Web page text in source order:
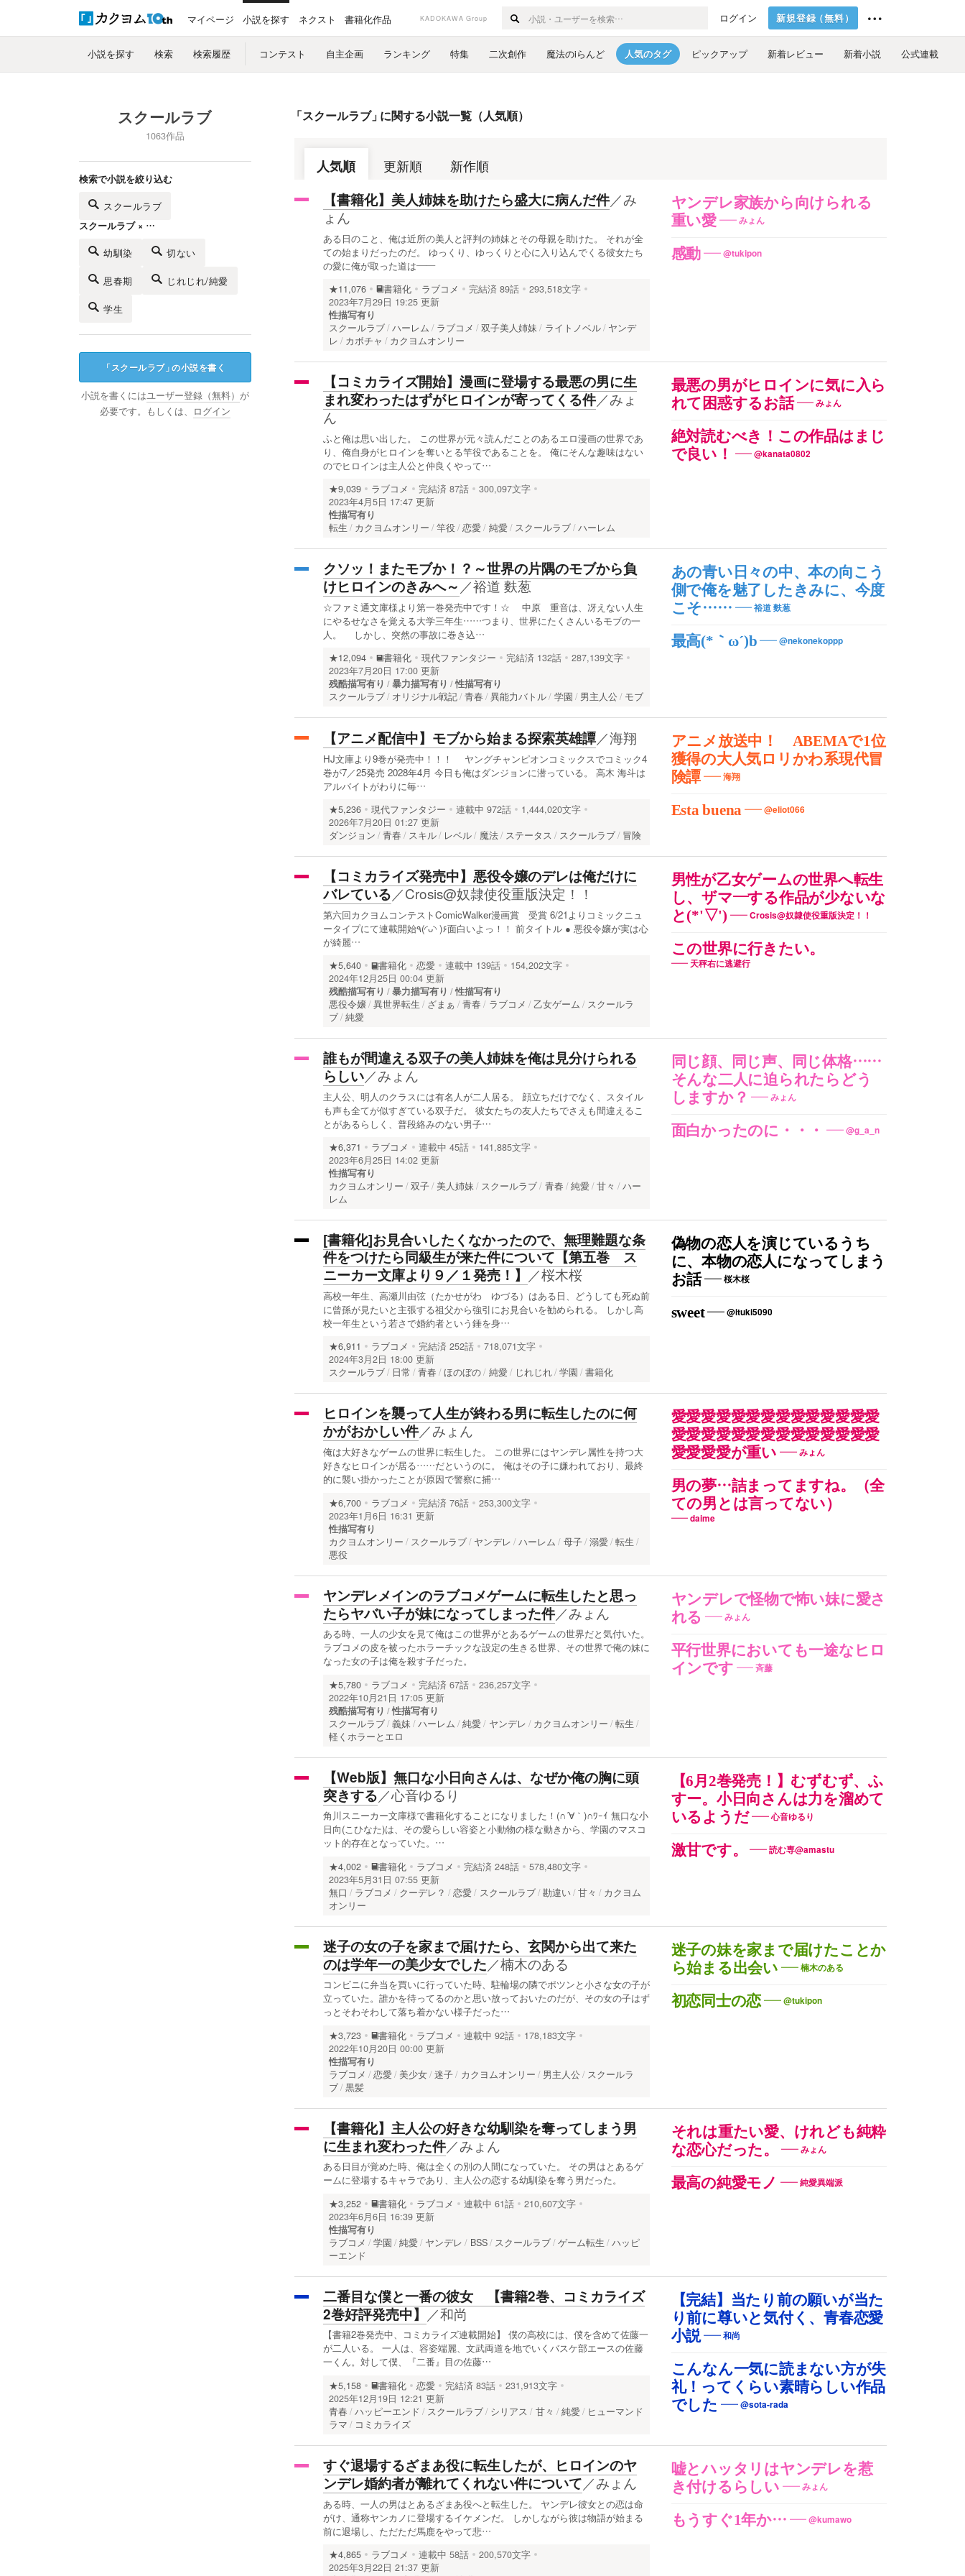
マイページ 小説を探す ネクスト 書籍化作品 KADOKAWA Group ログイン 新規登録（無料）
小説を探す 検索 検索履歴 コンテスト 自主企画 ランキング 特集 二次創作 魔法のiらんど 人気のタグ ピックアップ 新着レビュー 新着小説 公式連載
スクールラブ
1063作品
検索で小説を絞り込む
スクールラブ
スクールラブ × …
幼馴染 切ない
思春期 じれじれ/純愛
学生
「スクールラブ」の小説を書く
小説を書くにはユーザー登録（無料） が
必要です。もしくは、
ログイン
「スクールラブ」に関する小説一覧（人気順）
人気順 更新順 新作順
ヤンデレ家族から向けられる
重い愛
みょん
感動 @tukipon
【書籍化】美人姉妹を助けたら盛大に病んだ件／み
ょん
ある日のこと、俺は近所の美人と評判の姉妹とその母親を助けた。 それが全
ての始まりだったのだ。 ゆっくり、ゆっくりと心に入り込んでくる彼女たち
の愛に俺が取った道は――
★11,076 書籍化 ラブコメ 完結済 89話
293,518文字
2023年7月29日 19:25 更新
性描写有り
スクールラブ ハーレム ラブコメ 双子美人姉妹 ライトノベル
ヤンデ
レ
カボチャ カクヨムオンリー
最悪の男がヒロインに気に入ら
れて困惑するお話
みょん
絶対読むべき！この作品はまじ
で良い！
@kanata0802
【コミカライズ開始】漫画に登場する最悪の男に生
まれ変わったはずがヒロインが寄ってくる件／みょ
ん
ふと俺は思い出した。 この世界が元々読んだことのあるエロ漫画の世界であ
り、俺自身がヒロインを奪いとる竿役であることを。 俺にそんな趣味はない
のでヒロインは主人公と仲良くやって…
★9,039 ラブコメ 完結済 87話
300,097文字
2023年4月5日 17:47 更新
性描写有り
転生
カクヨムオンリー 竿役 恋愛 純愛 スクールラブ ハーレム
あの青い日々の中、本の向こう
側で俺を魅了したきみに、今度
こそ……
裕道 麩葱
最高(*｀ω´)b @nekonekoppp
クソッ！またモブか！？～世界の片隅のモブから負
けヒロインのきみへ～ ／裕道 麩葱
☆ファミ通文庫様より第一巻発売中です！☆ 中原 重音は、冴えない人生
にやるせなさを覚える大学三年生……つまり、世界にたくさんいるモブの一
人。 しかし、突然の事故に巻き込…
★12,094 書籍化 現代ファンタジー 完結済 132話
287,139文字
2023年7月20日 17:00 更新
残酷描写有り
暴力描写有り
性描写有り
スクールラブ
オリジナル戦記 青春 異能力バトル 学園 男主人公 モブ
アニメ放送中！ ABEMAで1位
獲得の大人気ロリかわ系現代冒
険譚
海翔
Esta buena @eliot066
【アニメ配信中】モブから始まる探索英雄譚／海翔
HJ文庫より9巻が発売中！！！ ヤングチャンピオンコミックスでコミック4
巻が7／25発売 2028年4月 今日も俺はダンジョンに潜っている。 高木 海斗は
アルバイトがわりに毎…
★5,236 現代ファンタジー 連載中 972話
1,444,020文字
2026年7月20日 01:27 更新
ダンジョン
青春 スキル レベル 魔法 ステータス スクールラブ 冒険
男性が乙女ゲームの世界へ転生
し、ザマ―する作品が少ないな
と(*'▽')
Crosis@奴隷使役重版決定！！
この世界に行きたい。
天秤右に逃避行
【コミカライズ発売中】悪役令嬢のデレは俺だけに
バレている／Crosis@奴隷使役重版決定！！
第六回カクヨムコンテストComicWalker漫画賞 受賞 6/21よりコミックニュ
ータイプにて連載開始٩(◜ᴗ◝ )۶面白いよっ！！ 前タイトル ● 悪役令嬢が実は心
が綺麗…
★5,640 書籍化 恋愛 連載中 139話
154,202文字
2024年12月25日 00:04 更新
残酷描写有り
暴力描写有り
性描写有り
悪役令嬢 異世界転生 ざまぁ 青春 ラブコメ 乙女ゲーム
スクールラ
ブ 純愛
同じ顔、同じ声、同じ体格……
そんな二人に迫られたらどう
しますか？
みょん
面白かったのに・・・ @g_a_n
誰もが間違える双子の美人姉妹を俺は見分けられる
らしい／みょん
主人公、明人のクラスには有名人が二人居る。 顔立ちだけでなく、スタイル
も声も全てが似すぎている双子だ。 彼女たちの友人たちでさえも間違えるこ
とがあるらしく、普段絡みのない男子…
★6,371 ラブコメ 連載中 45話
141,885文字
2023年6月25日 14:02 更新
性描写有り
カクヨムオンリー
双子 美人姉妹 スクールラブ 青春 純愛 甘々
ハー
レム
偽物の恋人を演じているうち
に、本物の恋人になってしまう
お話
桜木桜
sweet @ituki5090
[書籍化]お見合いしたくなかったので、無理難題な条
件をつけたら同級生が来た件について【第五巻 ス
ニーカー文庫より９／１発売！】 ／桜木桜
高校一年生、高瀬川由弦（たかせがわ ゆづる）はある日、どうしても死ぬ前
に曾孫が見たいと主張する祖父から強引にお見合いを勧められる。 しかし高
校一年生という若さで婚約者という錘を身…
★6,911 ラブコメ 完結済 252話
718,071文字
2024年3月2日 18:00 更新
スクールラブ
日常 青春 ほのぼの 純愛 じれじれ 学園 書籍化
愛愛愛愛愛愛愛愛愛愛愛愛愛愛
愛愛愛愛愛愛愛愛愛愛愛愛愛愛
愛愛愛愛が重い
みょん
男の夢…詰まってますね。（全
ての男とは言ってない）
daime
ヒロインを襲って人生が終わる男に転生したのに何
かがおかしい件／みょん
俺は大好きなゲームの世界に転生した。 この世界にはヤンデレ属性を持つ大
好きなヒロインが居る……だというのに。 俺はその子に嫌われており、最終
的に襲い掛かったことが原因で警察に捕…
★6,700 ラブコメ 完結済 76話
253,300文字
2023年1月6日 16:31 更新
性描写有り
カクヨムオンリー
スクールラブ ヤンデレ ハーレム 母子 溺愛 転生
悪役
ヤンデレで怪物で怖い妹に愛さ
れる
みょん
平行世界においても一途なヒロ
インです
斉藤
ヤンデレメインのラブコメゲームに転生したと思っ
たらヤバい子が妹になってしまった件／みょん
ある時、一人の少女を見て俺はこの世界がとあるゲームの世界だと気付いた。
ラブコメの皮を被ったホラーチックな設定の生きる世界、その世界で俺の妹に
なった女の子は俺を殺す子だった。
★5,780 ラブコメ 完結済 67話
236,257文字
2022年10月21日 17:05 更新
残酷描写有り
性描写有り
スクールラブ 義妹 ハーレム 純愛 ヤンデレ カクヨムオンリー
転生
軽くホラーとエロ
【6月2巻発売！】むずむず、ふ
すー。小日向さんは力を溜めて
いるようだ
心音ゆるり
激甘です。 読む専@amastu
【Web版】無口な小日向さんは、なぜか俺の胸に頭
突きする／心音ゆるり
角川スニーカー文庫様で書籍化することになりました！(∩´∀｀)∩ﾜｰｲ 無口な小
日向(こひなた)は、その愛らしい容姿と小動物の様な動きから、学園のマスコ
ット的存在となっていた。…
★4,002 書籍化 ラブコメ 完結済 248話
578,480文字
2023年5月31日 07:55 更新
無口
ラブコメ クーデレ？ 恋愛 スクールラブ 勘違い 甘々
カクヨム
オンリー
迷子の妹を家まで届けたことか
ら始まる出会い
楠木のある
初恋同士の恋 @tukipon
迷子の女の子を家まで届けたら、玄関から出て来た
のは学年一の美少女でした／楠木のある
コンビニに弁当を買いに行っていた時、駐輪場の隣でポツンと小さな女の子が
立っていた。誰かを待ってるのかと思い放っておいたのだが、その女の子はず
っとそわそわして落ち着かない様子だった…
★3,723 書籍化 ラブコメ 連載中 92話
178,183文字
2022年10月20日 00:00 更新
性描写有り
ラブコメ
恋愛 美少女 迷子 カクヨムオンリー 男主人公
スクールラ
ブ 黒髪
それは重たい愛、けれども純粋
な恋心だった。
みょん
最高の純愛モノ 純愛異端派
【書籍化】主人公の好きな幼馴染を奪ってしまう男
に生まれ変わった件／みょん
ある日目が覚めた時、俺は全くの別の人間になっていた。 その男はとあるゲ
ームに登場するキャラであり、主人公の恋する幼馴染を奪う男だった。
★3,252 書籍化 ラブコメ 連載中 61話
210,607文字
2023年6月6日 16:39 更新
性描写有り
ラブコメ
学園 純愛 ヤンデレ BSS スクールラブ ゲーム転生
ハッピ
ーエンド
【完結】当たり前の願いが当た
り前に尊いと気付く、青春恋愛
小説
和尚
こんなん一気に読まない方が失
礼！ってくらい素晴らしい作品
でした
@sota-rada
二番目な僕と一番の彼女 【書籍2巻、コミカライズ
2巻好評発売中】 ／和尚
【書籍2巻発売中、コミカライズ連載開始】 僕の高校には、僕を含めて佐藤一
が二人いる。 一人は、容姿端麗、文武両道を地でいくバスケ部エースの佐藤
一くん。対して僕、『二番』目の佐藤…
★5,158 書籍化 恋愛 完結済 83話
231,913文字
2025年12月19日 12:21 更新
青春
ハッピーエンド スクールラブ シリアス 甘々 純愛
ヒューマンド
ラマ
コミカライズ
嘘とハッタリはヤンデレを惹
き付けるらしい
みょん
もうすぐ1年か… @kumawo
すぐ退場するざまあ役に転生したが、ヒロインのヤ
ンデレ婚約者が離れてくれない件について／みょん
ある時、一人の男はとあるざまあ役へと転生した。 ヤンデレ彼女との恋は命
がけ、通称ヤンカノに登場するイケメンだ。 しかしながら彼は物語が始まる
前に退場し、ただただ馬鹿をやって悲…
★4,865 ラブコメ 連載中 58話
200,570文字
2025年3月22日 21:37 更新